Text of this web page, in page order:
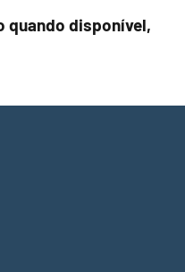
quando disponível,